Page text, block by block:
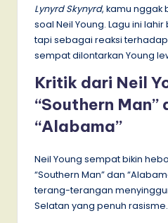
Lynyrd Skynyrd, kamu nggak
soal Neil Young. Lagu ini
tapi sebagai reaksi
sempat dilontarkan Young
Kritik dari Neil
“Southern Man”
“Alabama”
Neil Young sempat bikin
“Southern Man” dan
terang-terangan
Selatan yang penuh rasisme.